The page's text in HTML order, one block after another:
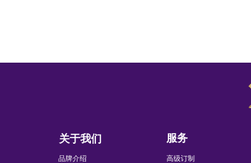
关于我们
品牌介绍
服务
高级订制